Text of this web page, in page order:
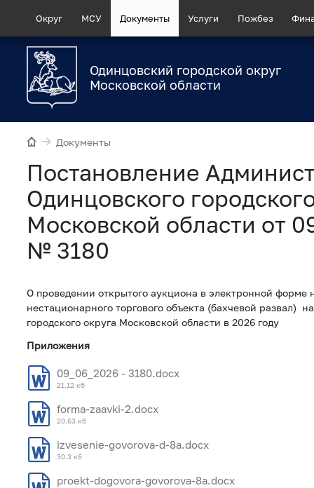
Округ МСУ Документы Услуги Пожбез
Одинцовский городской округ
Московской области
Документы
Постановление
Одинцовского
Московской области от
№ 3180
О проведении открытого аукциона в электронной форме
нестационарного торгового объекта (бахчевой развал)
городского округа Московской области в 2026 году
Приложения
09_06_2026 - 3180.docx
21.12 кб
forma-zaavki-2.docx
20.63 кб
izvesenie-govorova-d-8a.docx
30.3 кб
proekt-dogovora-govorova-8a.docx